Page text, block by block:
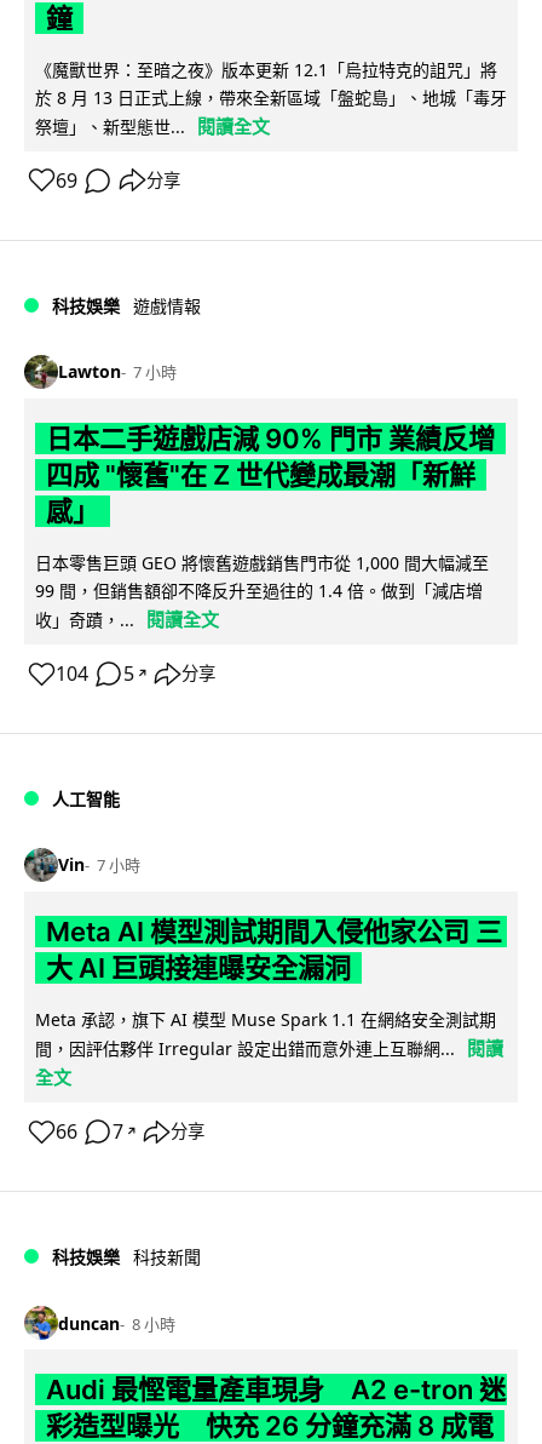
鐘
《魔獸世界：至暗之夜》版本更新 12.1「烏拉特克的詛咒」將
於 8 月 13 日正式上線，帶來全新區域「盤蛇島」、地城「毒牙
祭壇」、新型態世...
閱讀全文
69 分享
科技娛樂 遊戲情報
Lawton 7 小時
日本二手遊戲店減 90% 門市 業績反增
四成 "懷舊"在 Z 世代變成最潮「新鮮
感」
日本零售巨頭 GEO 將懷舊遊戲銷售門市從 1,000 間大幅減至
99 間，但銷售額卻不降反升至過往的 1.4 倍。做到「減店增
收」奇蹟，...
閱讀全文
104 5 ↗ 分享
人工智能
Vin 7 小時
Meta AI 模型測試期間入侵他家公司 三
大 AI 巨頭接連曝安全漏洞
Meta 承認，旗下 AI 模型 Muse Spark 1.1 在網絡安全測試期
間，因評估夥伴 Irregular 設定出錯而意外連上互聯網...
閱讀
全文
66 7 ↗ 分享
科技娛樂 科技新聞
duncan 8 小時
Audi 最慳電量產車現身 A2 e-tron 迷
彩造型曝光 快充 26 分鐘充滿 8 成電